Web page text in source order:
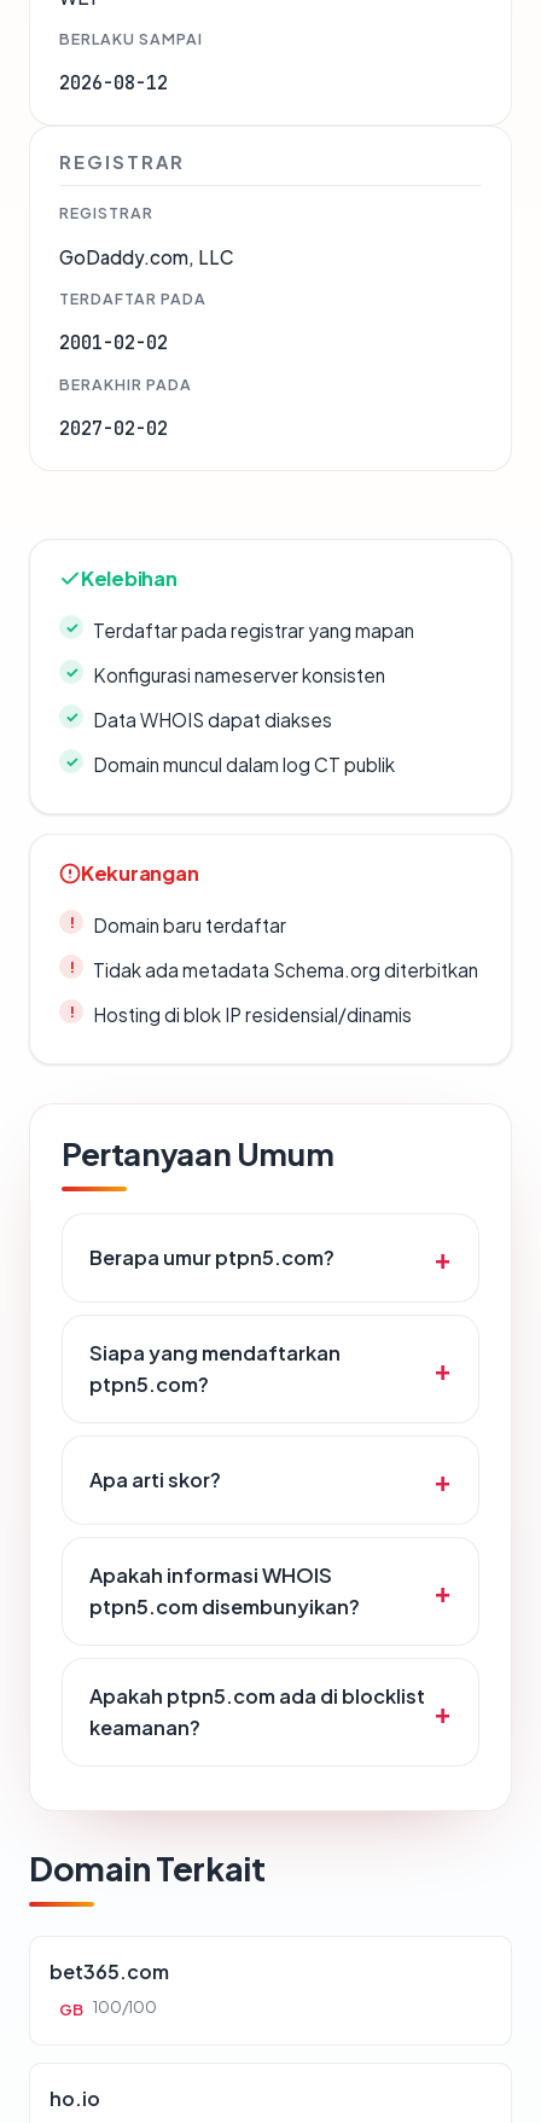
BERLAKU SAMPAI
2026-08-12
REGISTRAR
REGISTRAR
GoDaddy.com, LLC
TERDAFTAR PADA
2001-02-02
BERAKHIR PADA
2027-02-02
Kelebihan
Terdaftar pada registrar yang mapan
Konfigurasi nameserver konsisten
Data WHOIS dapat diakses
Domain muncul dalam log CT publik
Kekurangan
Domain baru terdaftar
Tidak ada metadata Schema.org diterbitkan
Hosting di blok IP residensial/dinamis
Pertanyaan Umum
Berapa umur ptpn5.com?
Siapa yang mendaftarkan
ptpn5.com?
Apa arti skor?
Apakah informasi WHOIS
ptpn5.com disembunyikan?
Apakah ptpn5.com ada di blocklist
keamanan?
Domain Terkait
bet365.com
GB 100/100
ho.io